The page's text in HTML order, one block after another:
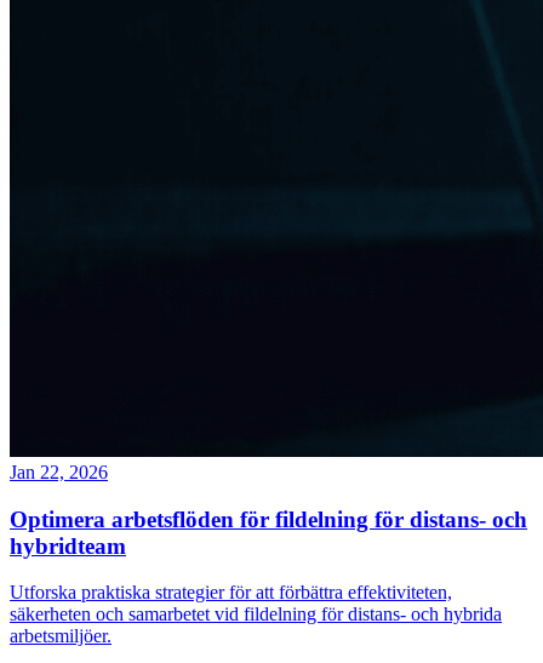
Jan 22, 2026
Optimera arbetsflöden för fildelning för distans- och
hybridteam
Utforska praktiska strategier för att förbättra effektiviteten,
säkerheten och samarbetet vid fildelning för distans- och hybrida
arbetsmiljöer.